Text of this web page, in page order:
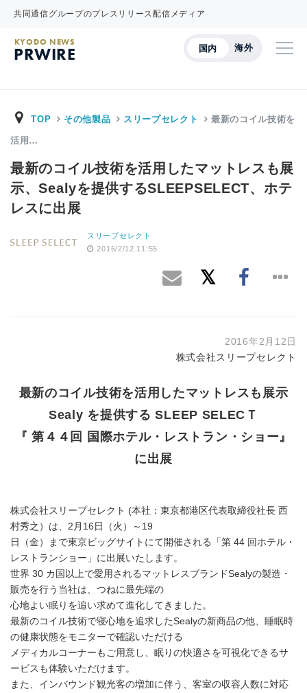
共同通信グループのプレスリリース配信メディア
国内 海外
KYODO NEWS
PRWIRE
TOP その他製品 スリープセレクト 最新のコイル技術を
活用…
最新のコイル技術を活用したマットレスも展
示、Sealyを提供するSLEEPSELECT、ホテ
レスに出展
スリープセレクト
2016/2/12 11:55
2016年2月12日
株式会社スリープセレクト
最新のコイル技術を活用したマットレスも展示
Sealy を提供する SLEEP SELECＴ
『 第４４回 国際ホテル・レストラン・ショー』
に出展
株式会社スリープセレクト (本社：東京都港区代表取締役社長 西
村秀之）は、2月16日（火）～19
日（金）まで東京ビッグサイトにて開催される「第 44 回ホテル・
レストランショー」に出展いたします。
世界 30 カ国以上で愛用されるマットレスブランドSealyの製造・
販売を行う当社は、つねに最先端の
心地よい眠りを追い求めて進化してきました。
最新のコイル技術で寝心地を追求したSealyの新商品の他、睡眠時
の健康状態をモニターで確認いただける
メディカルコーナーもご用意し、眠りの快適さを可視化できるサ
ービスも体験いただけます。
また、インバウンド観光客の増加に伴う、客室の収容人数に対応